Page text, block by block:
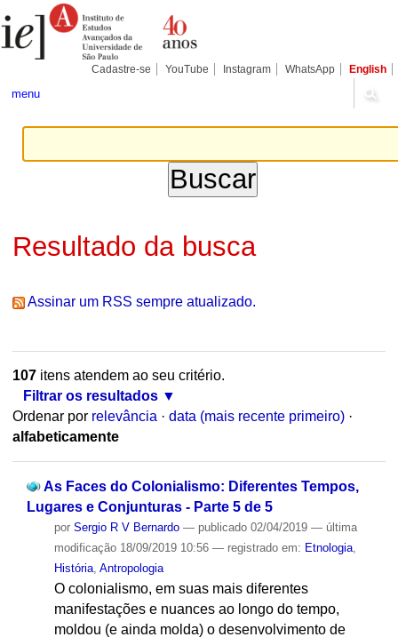
para
conteúdo.
Pessoais
Cadastre-se YouTube Instagram WhatsApp English
menu
Resultado da busca
Assinar um RSS sempre atualizado.
107itens atendem ao seu critério.
Filtrar os resultados
Ordenar por relevância · data (mais recente primeiro) ·
alfabeticamente
As Faces do Colonialismo: Diferentes Tempos,
Lugares e Conjunturas - Parte 5 de 5
por Sergio R V Bernardo — publicado02/04/2019 — última
modificação18/09/2019 10:56 — registrado em: Etnologia,
História, Antropologia
O colonialismo, em suas mais diferentes
manifestações e nuances ao longo do tempo,
moldou (e ainda molda) o desenvolvimento de